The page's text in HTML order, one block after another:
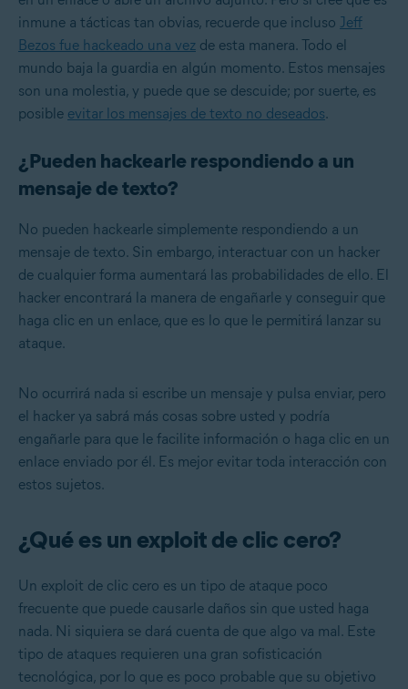
inmune a tácticas tan obvias, recuerde que incluso Jeff
Bezos fue hackeado una vez de esta manera. Todo el
mundo baja la guardia en algún momento. Estos mensajes
son una molestia, y puede que se descuide; por suerte, es
posible evitar los mensajes de texto no deseados.
¿Pueden hackearle respondiendo a un
mensaje de texto?
No pueden hackearle simplemente respondiendo a un
mensaje de texto. Sin embargo, interactuar con un hacker
de cualquier forma aumentará las probabilidades de ello. El
hacker encontrará la manera de engañarle y conseguir que
haga clic en un enlace, que es lo que le permitirá lanzar su
ataque.
No ocurrirá nada si escribe un mensaje y pulsa enviar, pero
el hacker ya sabrá más cosas sobre usted y podría
engañarle para que le facilite información o haga clic en un
enlace enviado por él. Es mejor evitar toda interacción con
estos sujetos.
¿Qué es un exploit de clic cero?
Un exploit de clic cero es un tipo de ataque poco
frecuente que puede causarle daños sin que usted haga
nada. Ni siquiera se dará cuenta de que algo va mal. Este
tipo de ataques requieren una gran sofisticación
tecnológica, por lo que es poco probable que su objetivo